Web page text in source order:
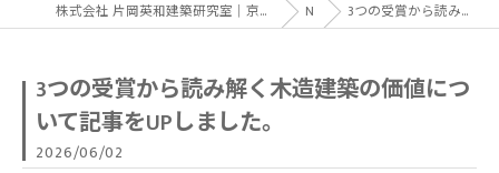
株式会社 片岡英和建築研究室｜京都の建築設計事務所・建築家 片岡英和｜Hidekazu Kataoka Architect & Associates News 3つの受賞から読み解く木造建築の価値について記事をUPしました。
3つの受賞から読み解く木造建築の価値につ
いて記事をUPしました。
2026/06/02